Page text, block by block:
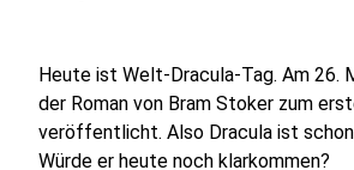
Heute ist Welt-Dracula-Tag. Am 26.
der Roman von Bram Stoker zum
veröffentlicht. Also Dracula ist
Würde er heute noch klarkommen?